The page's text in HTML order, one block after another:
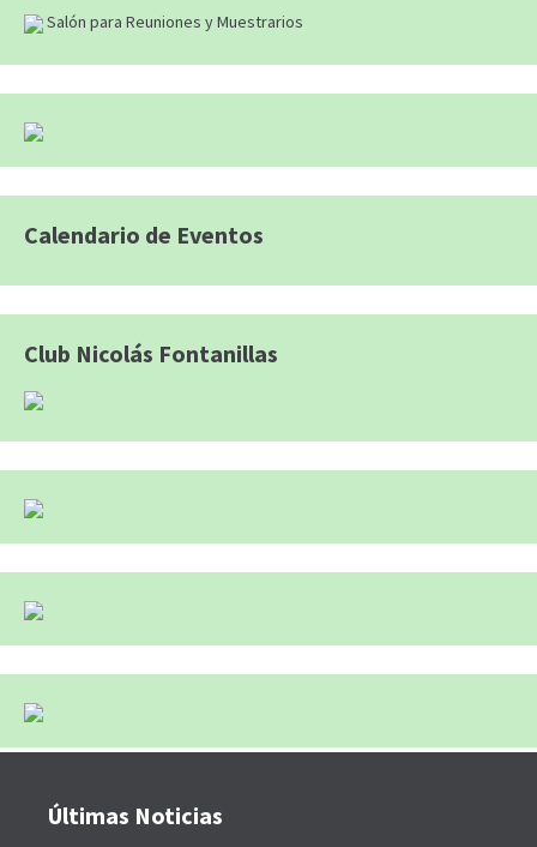
Salón para Reuniones y Muestrarios
Calendario de Eventos
Club Nicolás Fontanillas
Últimas Noticias